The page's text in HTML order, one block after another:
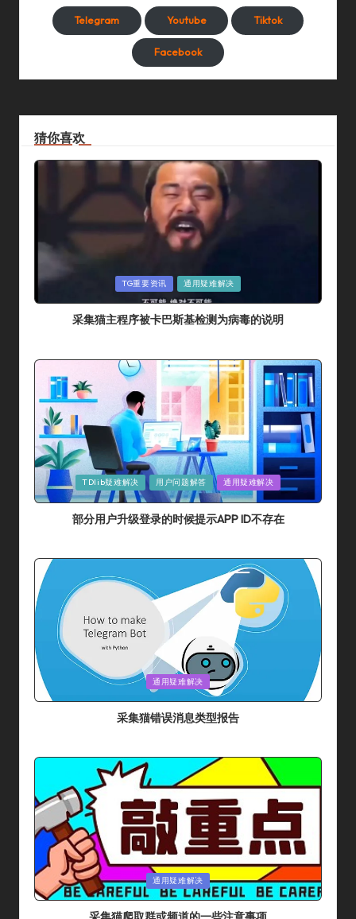
Telegram Youtube Tiktok
Facebook
猜你喜欢
Posted
TG重要资讯 通用疑难解决
采集猫主程序被卡巴斯基检测为病毒的说明
Posted
In
TDlib疑难解决 用户问题解答 通用疑难解决
部分用户升级登录的时候提示APP ID不存在
By
In
通用疑难解决
采集猫错误消息类型报告
By
Posted
In
通用疑难解决